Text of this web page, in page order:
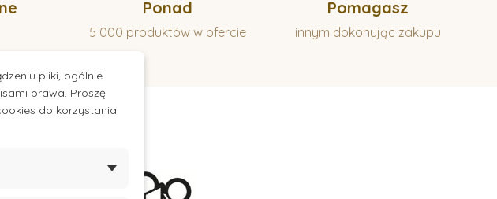
Ponad
5 000 produktów w ofercie
Pomagasz
innym dokonując zakupu
pliki, ogólnie
prawa. Proszę
do korzystania